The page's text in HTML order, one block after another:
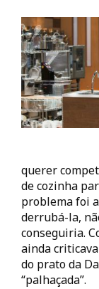
querer
de cozinha
problema foi
derrubá-la,
conseguiria.
ainda
do prato da
“palhaçada”.